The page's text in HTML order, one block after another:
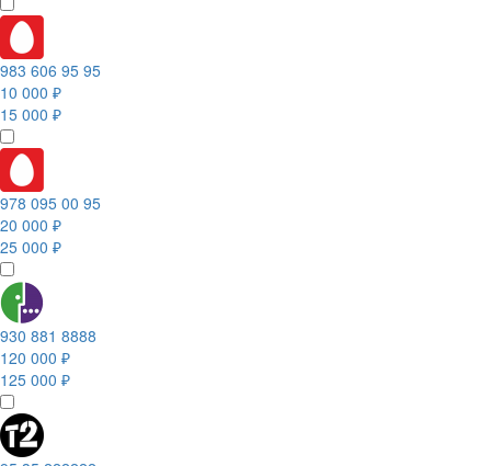
983 606 95 95
10 000 ₽
15 000 ₽
978 095 00 95
20 000 ₽
25 000 ₽
930 881 8888
120 000 ₽
125 000 ₽